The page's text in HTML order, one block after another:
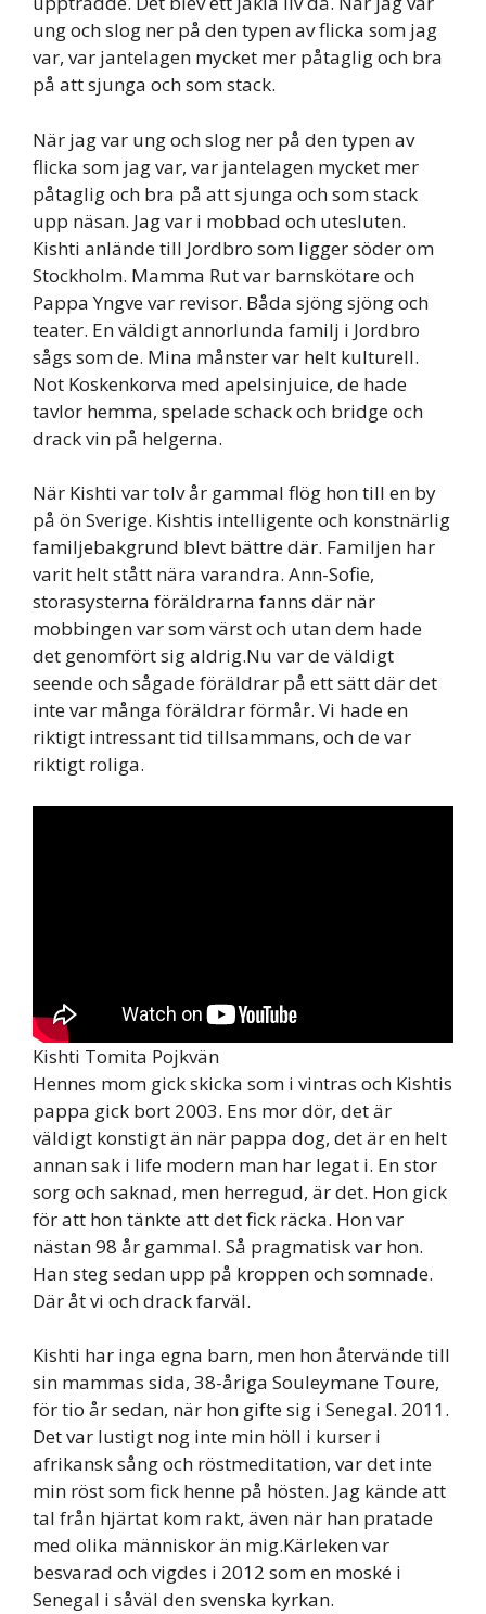
ung och slog ner på den typen av flicka som jag
var, var jantelagen mycket mer påtaglig och bra
på att sjunga och som stack.
När jag var ung och slog ner på den typen av
flicka som jag var, var jantelagen mycket mer
påtaglig och bra på att sjunga och som stack
upp näsan. Jag var i mobbad och utesluten.
Kishti anlände till Jordbro som ligger söder om
Stockholm. Mamma Rut var barnskötare och
Pappa Yngve var revisor. Båda sjöng sjöng och
teater. En väldigt annorlunda familj i Jordbro
sågs som de. Mina månster var helt kulturell.
Not Koskenkorva med apelsinjuice, de hade
tavlor hemma, spelade schack och bridge och
drack vin på helgerna.
När Kishti var tolv år gammal flög hon till en by
på ön Sverige. Kishtis intelligente och konstnärlig
familjebakgrund blevt bättre där. Familjen har
varit helt stått nära varandra. Ann-Sofie,
storasysterna föräldrarna fanns där när
mobbingen var som värst och utan dem hade
det genomfört sig aldrig.Nu var de väldigt
seende och sågade föräldrar på ett sätt där det
inte var många föräldrar förmår. Vi hade en
riktigt intressant tid tillsammans, och de var
riktigt roliga.
Kishti Tomita Pojkvän
Hennes mom gick skicka som i vintras och Kishtis
pappa gick bort 2003. Ens mor dör, det är
väldigt konstigt än när pappa dog, det är en helt
annan sak i life modern man har legat i. En stor
sorg och saknad, men herregud, är det. Hon gick
för att hon tänkte att det fick räcka. Hon var
nästan 98 år gammal. Så pragmatisk var hon.
Han steg sedan upp på kroppen och somnade.
Där åt vi och drack farväl.
Kishti har inga egna barn, men hon återvände till
sin mammas sida, 38-åriga Souleymane Toure,
för tio år sedan, när hon gifte sig i Senegal. 2011.
Det var lustigt nog inte min höll i kurser i
afrikansk sång och röstmeditation, var det inte
min röst som fick henne på hösten. Jag kände att
tal från hjärtat kom rakt, även när han pratade
med olika människor än mig.Kärleken var
besvarad och vigdes i 2012 som en moské i
Senegal i såväl den svenska kyrkan.